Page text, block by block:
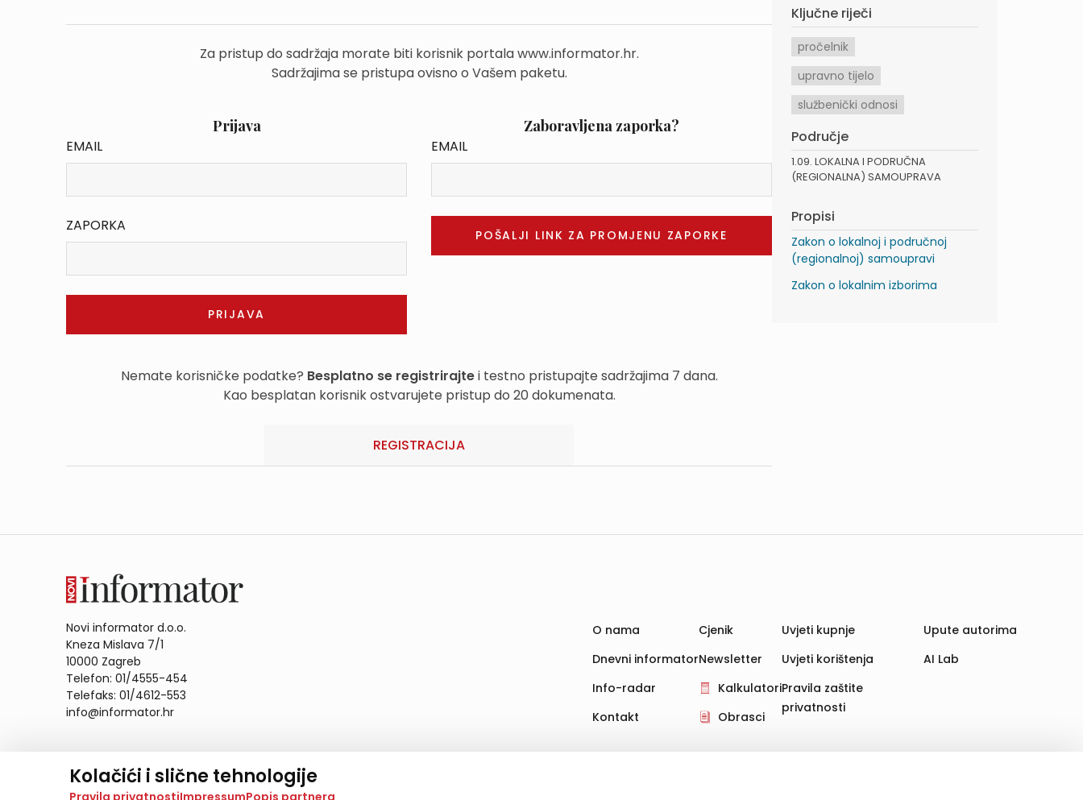
Kolačići i slične tehnologije
Na našoj web stranici koristimo kolačiće i slične tehnologije za pohranu, čitanje i obradu informacija na vašem uređaju. Time poboljšavamo korisničko iskustvo,
Za pristup do sadržaja morate biti korisnik portala www.informator.hr.
Sadržajima se pristupa ovisno o Vašem paketu.
Prijava
EMAIL
ZAPORKA
Zaboravljena zaporka?
EMAIL
Nemate korisničke podatke? Besplatno se registrirajtei testno pristupajte sadržajima 7 dana.
Kao besplatan korisnik ostvarujete pristup do 20 dokumenata.
REGISTRACIJA
Ključne riječi
pročelnik
upravno tijelo
službenički odnosi
Područje
1.09. LOKALNA I PODRUČNA
(REGIONALNA) SAMOUPRAVA
Propisi
Zakon o lokalnoj i područnoj
(regionalnoj) samoupravi
Zakon o lokalnim izborima
Novi informator d.o.o.
Kneza Mislava 7/1
10000 Zagreb
Telefon: 01/4555-454
Telefaks: 01/4612-553
info@informator.hr
O nama
Dnevni informator
Info-radar
Kontakt
Cjenik
Newsletter
Kalkulatori
Obrasci
Uvjeti kupnje
Uvjeti korištenja
Pravila zaštite
privatnosti
Upute autorima
AI Lab